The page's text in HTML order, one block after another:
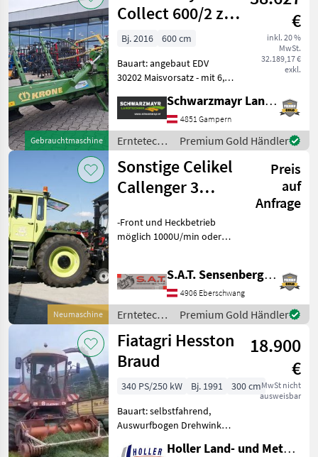
Gebrauchtmaschine
Collect 600/2 zu
Big X
€
inkl. 20 %
MwSt.
32.189,17 €
exkl.
Bj. 2016
600 cm
Bauart: angebaut EDV
30202 Maisvorsatz - mit 6,
mit Lenkautomat und
aktive Bodenkopierung -
mit Collectorprinzip für
maximalen Lei
Schwarzmayr Landtechnik GmbH - Gampern
4851 Gampern
Erntetechnik
Ackerbau /
Krone
Premium Gold Händler
Neumaschine
Sonstige Celikel
Callenger 3
Preis
auf
Anfrage
-Front und Heckbetrieb
möglich 1000U/min oder
reihen mit 110 PS -
Schnittbreite 2, 25 m -
Hydraulischer Drehtu
S.A.T. Sensenberger Agrar-Technik
4906 Eberschwang
Erntetechnik
Ackerbau /
Sonstige
Premium Gold Händler
Fiatagri Hesston
Braud
18.900
€
MwSt nicht
ausweisbar
340 PS/250 kW Bj. 1991
300 cm
Bauart: selbstfahrend,
Auswurfbogen Drehwinkel
Reihenmotor,
Holler Land- und Metalltechnik GmbH.